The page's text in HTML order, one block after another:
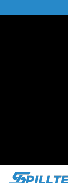
ke